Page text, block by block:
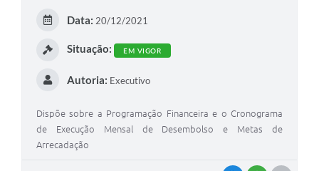
Data: 20/12/2021
Situação: EM VIGOR
Autoria: Executivo
Dispõe sobre a Programação Financeira e o Cronograma
de Execução Mensal de Desembolso e Metas de
Arrecadação